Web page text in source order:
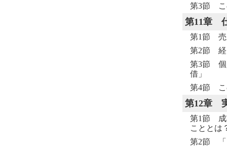
第3節 こ
第11章
第1節
第2節
第3節 個
借」
第4節 こ
第12章
第1節 成
こととは
第2節 「